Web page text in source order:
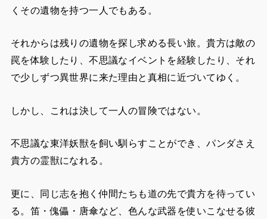
くその遺物を持つ一人でもある。
それからは残りの遺物を探し求める長い旅。貴方は敵の
罠を体験したり、不思議なイベントを経験したり、それ
で少しずつ異世界に来た理由と真相に近づいてゆく。
しかし、これは決して一人の冒険ではない。
不思議な東洋妖獣を飼い馴らすことができ、パンダさえ
貴方の霊獣になれる。
更に、同じ志を抱く仲間たちも道の先で貴方を待ってい
る。笛・傀儡・唐傘など、色んな武器を使いこなせる彼